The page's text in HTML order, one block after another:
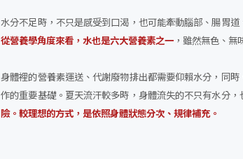
水分不足時，不只是感受到口渴，也可能牽動腦部、腸胃
從營養學角度來看，水也是六大營養素之一 ，雖然無色、
身體裡的營養素運送、代謝廢物排出都需要仰賴水分，同
作的重要基礎。夏天流汗較多時，身體流失的不只有水分
險。較理想的方式，是依照身體狀態分次、規律補充。